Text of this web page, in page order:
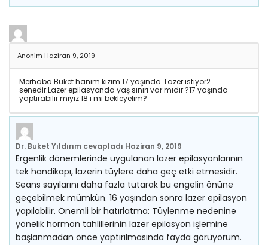
Anonim Haziran 9, 2019
Merhaba Buket hanım kızım 17 yaşında. Lazer istiyor2
senedir.Lazer epilasyonda yaş sınırı var mıdır ?17 yaşında
yaptırabilir miyiz 18 i mi bekleyelim?
Dr. Buket Yıldırım cevapladı Haziran 9, 2019
Ergenlik dönemlerinde uygulanan lazer epilasyonlarının
tek handikapı, lazerin tüylere daha geç etki etmesidir.
Seans sayılarını daha fazla tutarak bu engelin önüne
geçebilmek mümkün. 16 yaşından sonra lazer epilasyon
yapılabilir. Önemli bir hatırlatma: Tüylenme nedenine
yönelik hormon tahlillerinin lazer epilasyon işlemine
başlanmadan önce yaptırılmasında fayda görüyorum.